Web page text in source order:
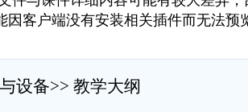
因客户端没有安装相关插件而无法预
设备>> 教学大纲